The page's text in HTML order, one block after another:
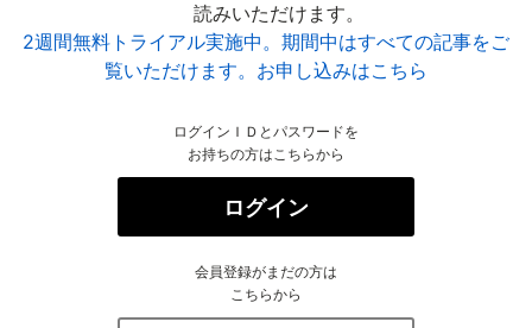
読みいただけます。
2週間無料トライアル実施中。期間中はすべての記事をご
覧いただけます。お申し込みはこちら
ログインＩＤとパスワードを
お持ちの方はこちらから
ログイン
会員登録がまだの方は
こちらから